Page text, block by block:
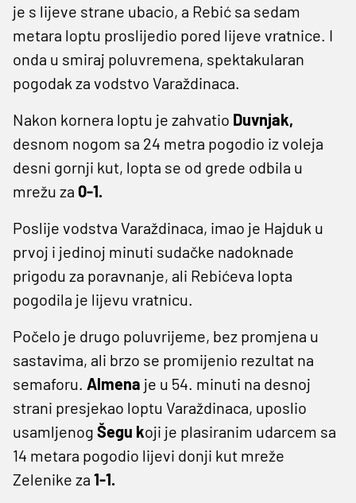
je s lijeve strane ubacio, a Rebić sa sedam
metara loptu proslijedio pored lijeve vratnice. I
onda u smiraj poluvremena, spektakularan
pogodak za vodstvo Varaždinaca.
Nakon kornera loptu je zahvatio Duvnjak,
desnom nogom sa 24 metra pogodio iz voleja
desni gornji kut, lopta se od grede odbila u
mrežu za 0-1.
Poslije vodstva Varaždinaca, imao je Hajduk u
prvoj i jedinoj minuti sudačke nadoknade
prigodu za poravnanje, ali Rebićeva lopta
pogodila je lijevu vratnicu.
Počelo je drugo poluvrijeme, bez promjena u
sastavima, ali brzo se promijenio rezultat na
semaforu. Almena je u 54. minuti na desnoj
strani presjekao loptu Varaždinaca, uposlio
usamljenog Šegu koji je plasiranim udarcem sa
14 metara pogodio lijevi donji kut mreže
Zelenike za 1-1.